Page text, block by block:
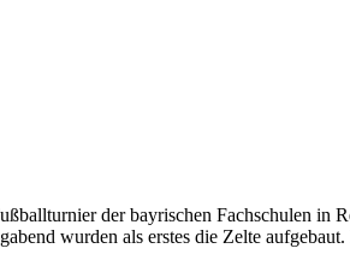
der bayrischen Fachschulen in
wurden als erstes die Zelte